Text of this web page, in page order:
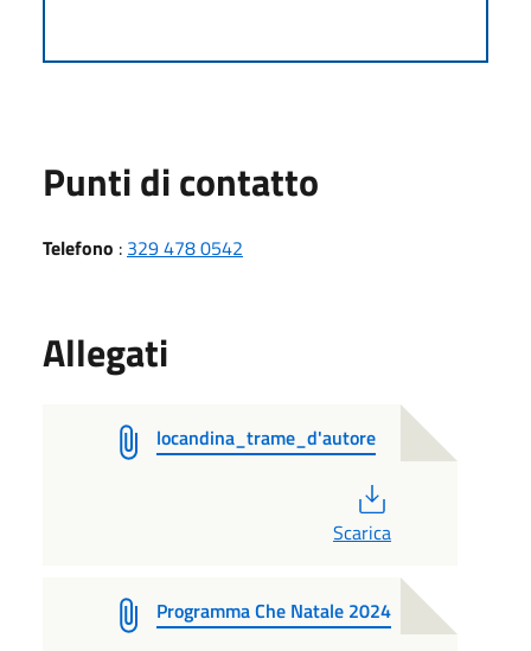
Punti di contatto
Telefono : 329 478 0542
Allegati
locandina_trame_d'autore
Scarica
Programma Che Natale 2024